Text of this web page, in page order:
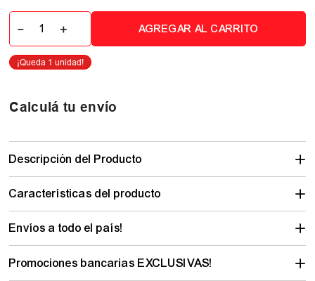
＋
－ AGREGAR AL CARRITO
Calculá tu envío
Descripción del Producto
Características del producto
Envíos a todo el país!
Promociones bancarias EXCLUSIVAS!